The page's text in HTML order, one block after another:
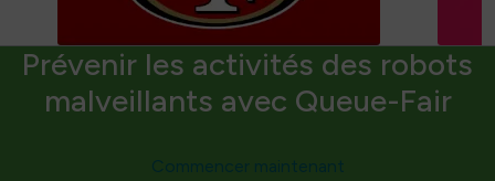
Prévenir les activités des robots
malveillants avec Queue-Fair